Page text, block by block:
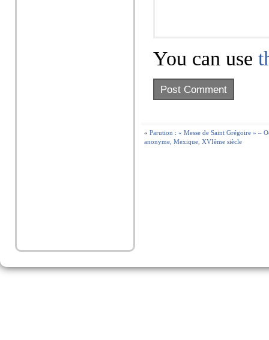
You can use
« Parution : « Messe de Saint Grégoire » –
anonyme, Mexique, XVIème siècle